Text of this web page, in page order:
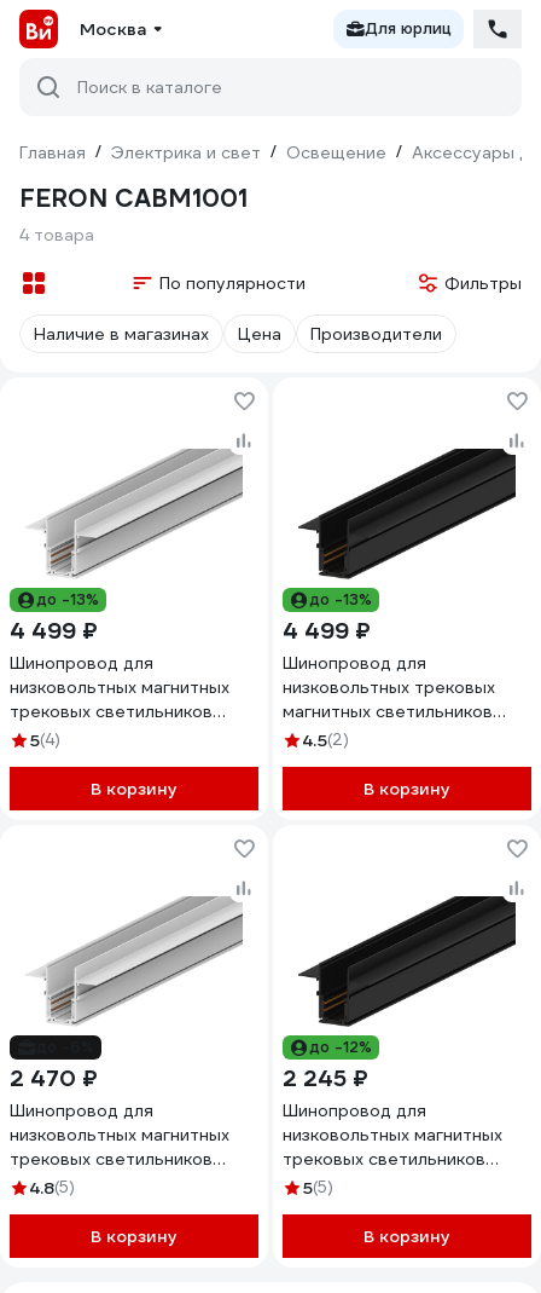
Москва Для юрлиц
Поиск в каталоге
Главная / Электрика и свет / Освещение / Аксессуары
FERON CABM1001
4 товара
По популярности Фильтры
Наличие в магазинах Цена Производители
до -13%
4 499 ₽
Шинопровод для
низковольтных магнитных
трековых светильников
FERON белый, 2м, CABM1001
5(4)
В корзину
до -13%
4 499 ₽
Шинопровод для
низковольтных трековых
магнитных светильников
FERON черный, 2м,
4.5(2)
В корзину
2 470 ₽
Шинопровод для
низковольтных магнитных
трековых светильников
FERON белый, 1м, CABM1001
4.8(5)
В корзину
до -12%
2 245 ₽
Шинопровод для
низковольтных магнитных
трековых светильников
FERON черный, 1м, CABM1001
5(5)
В корзину